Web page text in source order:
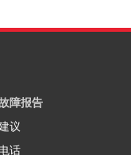
障报告
议
话